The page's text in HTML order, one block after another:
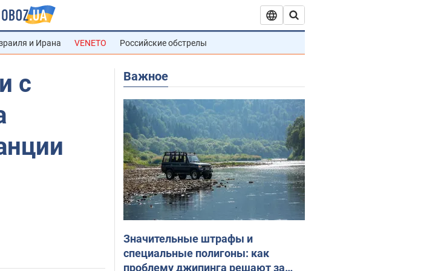
и Ирана VENETO Российские обстрелы
с
Важное
Значительные штрафы и
специальные полигоны: как
проблему джипинга решают за